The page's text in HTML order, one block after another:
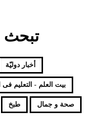
تبحث
أخبار دوليّة
بيت العلم - التعليم فى
صحة و جمال طبخ